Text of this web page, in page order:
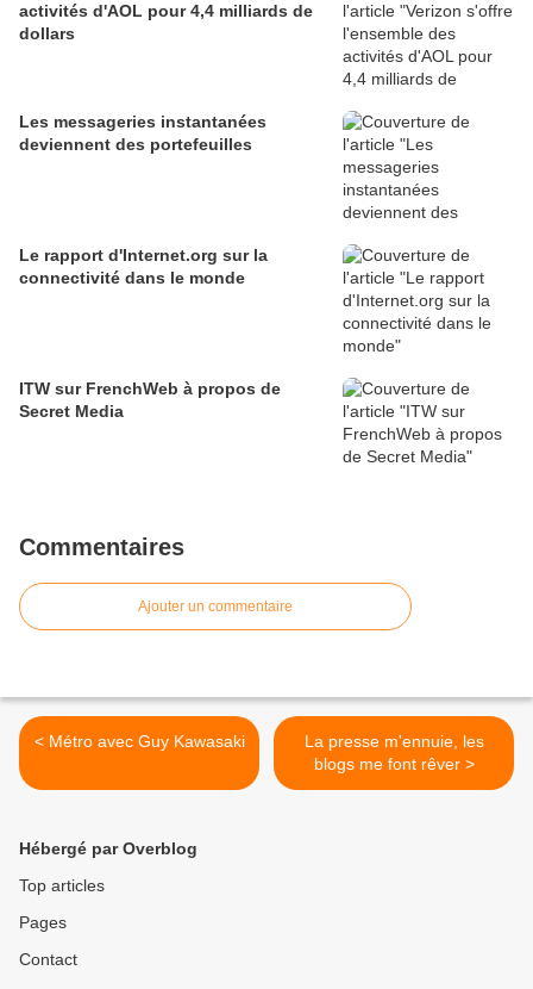
activités d'AOL pour 4,4 milliards de
dollars
Les messageries instantanées
deviennent des portefeuilles
Le rapport d'Internet.org sur la
connectivité dans le monde
ITW sur FrenchWeb à propos de
Secret Media
Commentaires
Ajouter un commentaire
< Métro avec Guy Kawasaki
La presse m'ennuie, les
blogs me font rêver >
Hébergé par Overblog
Top articles
Pages
Contact